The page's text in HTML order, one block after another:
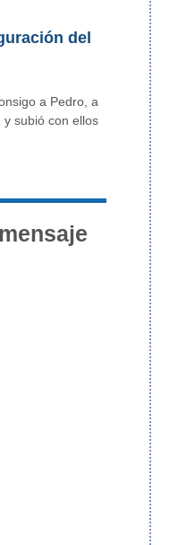
del
a Pedro, a
y subió con ellos